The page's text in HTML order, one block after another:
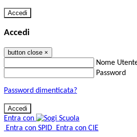
Accedi
Accedi
button close ×
Nome
Password
Password dimenticata?
Entra con
Entra con SPID Entra con CIE